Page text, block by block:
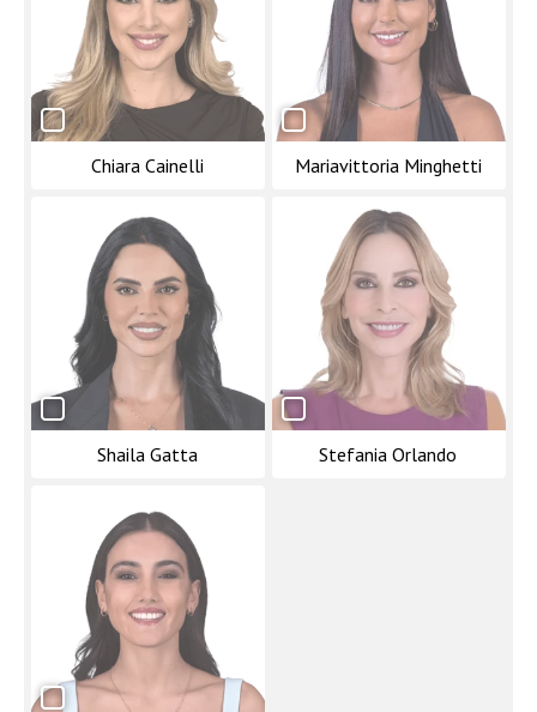
Chiara Cainelli Mariavittoria Minghetti
Shaila Gatta Stefania Orlando